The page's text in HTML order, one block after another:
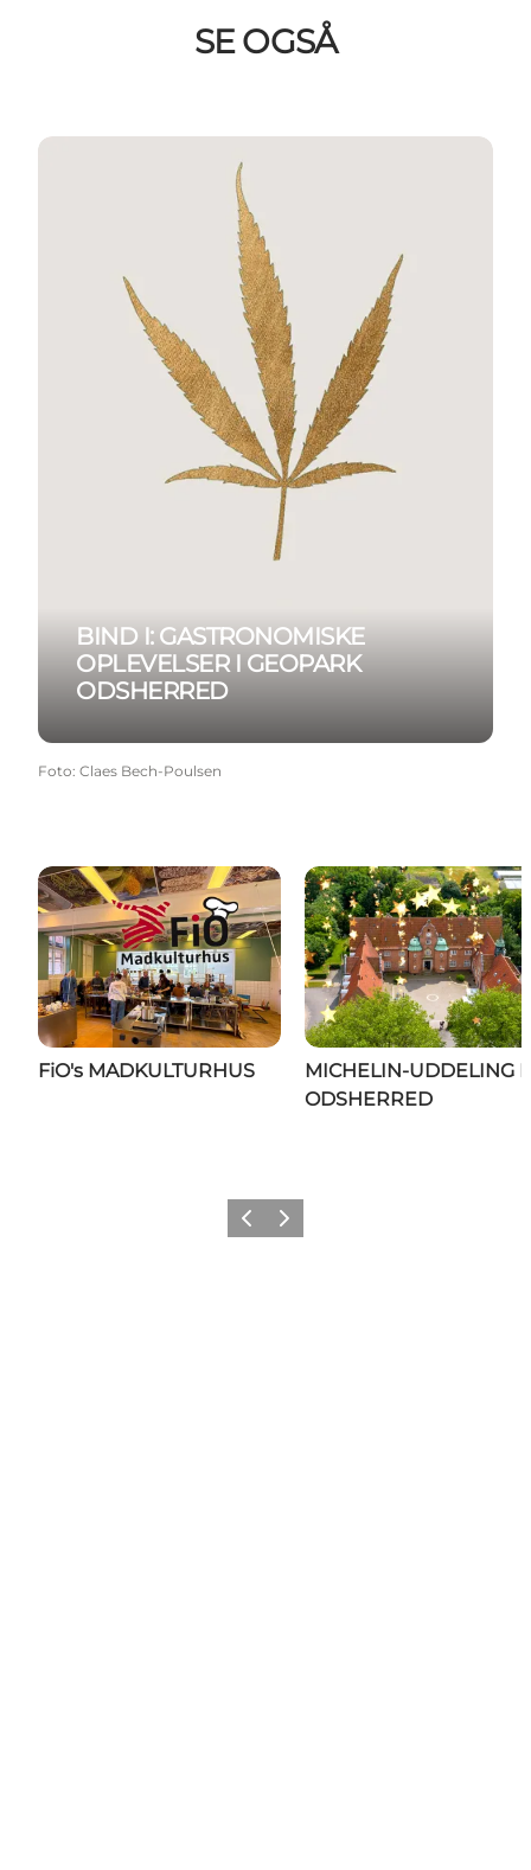
SE OGSÅ
BIND I: GASTRONOMISKE OPLEVELSER I
BIND I: GASTRONOMISKE
OPLEVELSER I GEOPARK
ODSHERRED
Foto: Claes Bech-Poulsen
FiO's MADKULTURHUS
MICHELIN-UDDELING I
ODSHERRED
Forrige billede
Næste billede